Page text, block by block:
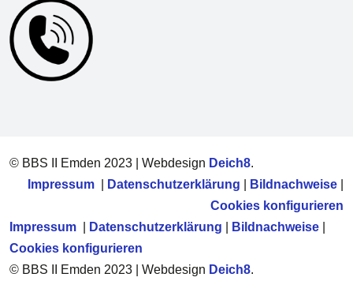
© BBS II Emden 2023 | Webdesign Deich8.
Impressum
Datenschutzerklärung Bildnachweise
Cookies konfigurieren
Impressum
Datenschutzerklärung Bildnachweise
Cookies konfigurieren
© BBS II Emden 2023 | Webdesign Deich8.